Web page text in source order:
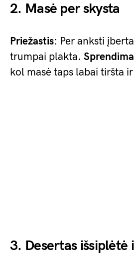
2. Masė per skysta
Priežastis: Per anksti
trumpai plakta.
kol masė taps labai tiršta
3. Desertas išsiplėtė